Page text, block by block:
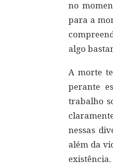
no
para a
algo
A morte
perante
trabalho
nessas
além da